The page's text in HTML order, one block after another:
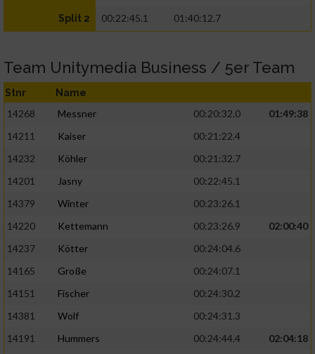
Split 2 00:22:45.1 01:40:12.7
Team Unitymedia Business / 5er Team
Stnr Name
14268 Messner 00:20:32.0
01:49:38
14211
Kaiser
00:21:22.4
14232
Köhler
00:21:32.7
14201
Jasny
00:22:45.1
14379
Winter
00:23:26.1
14220
Kettemann 00:23:26.9
02:00:40
14237
Kötter
00:24:04.6
14165
Große
00:24:07.1
14151
Fischer
00:24:30.2
14381
Wolf
00:24:31.3
14191
Hummers 00:24:44.4
02:04:18